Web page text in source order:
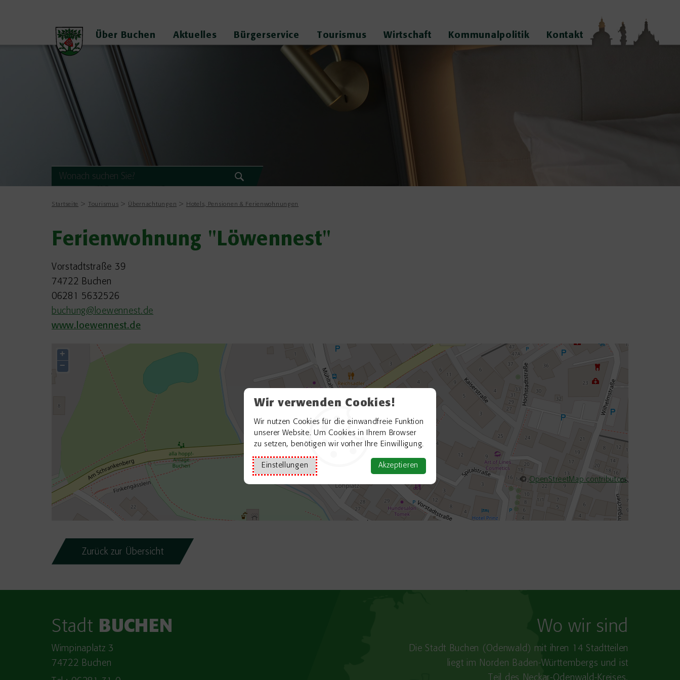
Wir verwenden Cookies!
Wir nutzen Cookies für die einwandfreie Funktion
unserer Website. Um Cookies in Ihrem Browser
zu setzen, benötigen wir vorher Ihre Einwilligung.
Einstellungen Akzeptieren
Über Buchen Aktuelles Bürgerservice Tourismus Wirtschaft Kommunalpolitik Kontakt
Startseite Tourismus Übernachtungen Hotels, Pensionen & Ferienwohnungen
Ferienwohnung "Löwennest"
Vorstadtstraße 39
74722 Buchen
06281 5632526
buchung@loewennest.de
www.loewennest.de
+
−
©OpenStreetMap contributors
Zurück zur Übersicht
Stadt BUCHEN
Wimpinaplatz 3
74722 Buchen
Wo wir sind
Die Stadt Buchen (Odenwald) mit ihren 14 Stadtteilen
liegt im Norden Baden-​Württembergs und ist